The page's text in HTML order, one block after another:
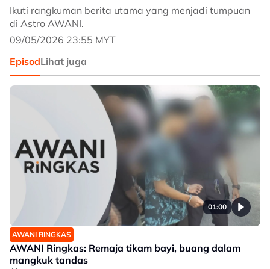
Ikuti rangkuman berita utama yang menjadi tumpuan
di Astro AWANI.
09/05/2026 23:55 MYT
EpisodLihat juga
01:00
AWANI RINGKAS
AWANI Ringkas: Remaja tikam bayi, buang dalam
mangkuk tandas